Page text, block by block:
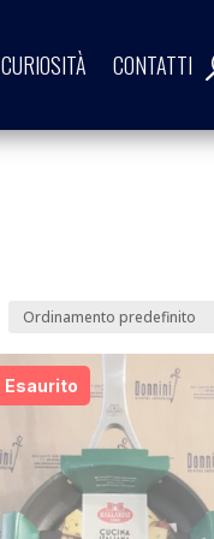
CURIOSITÀ CONTATTI